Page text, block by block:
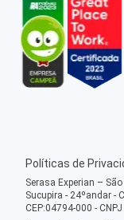
Políticas de
Serasa Experian –
Sucupira - 24ºandar -
CEP:04794-000 -